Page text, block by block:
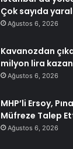
Çok sayıda
Ağustos 6, 2026
Kavanozdan
milyon lira
Ağustos 6, 2026
MHP’li Ersoy,
Müfreze Talep
Ağustos 6, 2026